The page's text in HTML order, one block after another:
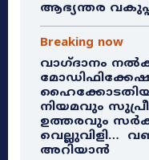
ആഭ്യന്തര
Breaking now
വാഗ്ദാനം
നിയമവും
ഉത്തരവും
വെല്ലുവിളി…
അറിയാൻ